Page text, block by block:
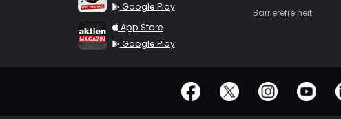
Google Play
TraderFox aktien Magazin
App Store
Google Play
Barrierefreiheit
offizielle Social Media-Accounts